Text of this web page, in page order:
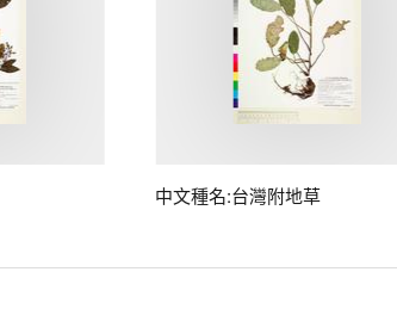
中文種名:台灣附地草